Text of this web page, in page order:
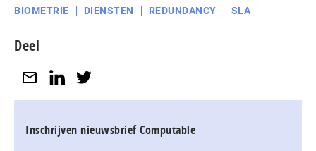
BIOMETRIE DIENSTEN REDUNDANCY SLA
Deel
Inschrijven nieuwsbrief Computable